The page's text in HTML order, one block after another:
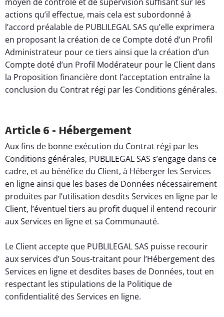
actions qu’il effectue, mais cela est subordonné à
l’accord préalable de PUBLILEGAL SAS qu’elle exprimera
en proposant la création de ce Compte doté d’un Profil
Administrateur pour ce tiers ainsi que la création d’un
Compte doté d’un Profil Modérateur pour le Client dans
la Proposition financière dont l’acceptation entraîne la
conclusion du Contrat régi par les Conditions générales.
Article 6 - Hébergement
Aux fins de bonne exécution du Contrat régi par les
Conditions générales, PUBLILEGAL SAS s’engage dans ce
cadre, et au bénéfice du Client, à Héberger les Services
en ligne ainsi que les bases de Données nécessairement
produites par l’utilisation desdits Services en ligne par le
Client, l’éventuel tiers au profit duquel il entend recourir
aux Services en ligne et sa Communauté.
Le Client accepte que PUBLILEGAL SAS puisse recourir
aux services d’un Sous-traitant pour l’Hébergement des
Services en ligne et desdites bases de Données, tout en
respectant les stipulations de la Politique de
confidentialité des Services en ligne.